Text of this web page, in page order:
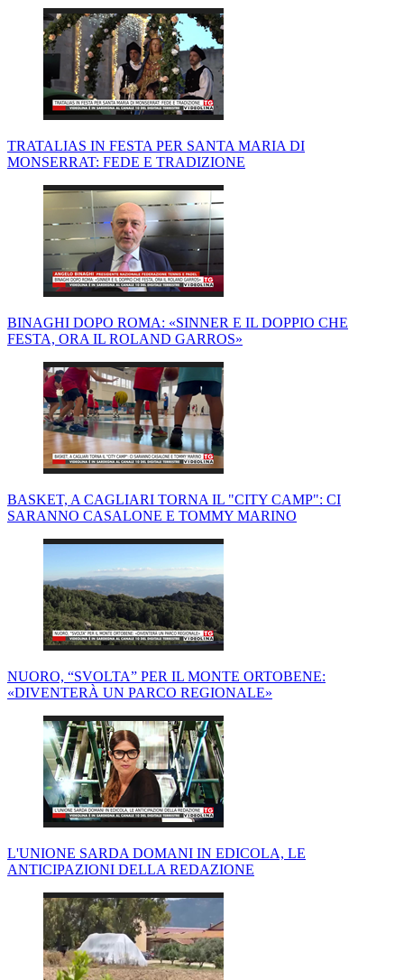
TRATALIAS IN FESTA PER SANTA MARIA DI
MONSERRAT: FEDE E TRADIZIONE
BINAGHI DOPO ROMA: «SINNER E IL DOPPIO CHE
FESTA, ORA IL ROLAND GARROS»
BASKET, A CAGLIARI TORNA IL "CITY CAMP": CI
SARANNO CASALONE E TOMMY MARINO
NUORO, “SVOLTA” PER IL MONTE ORTOBENE:
«DIVENTERÀ UN PARCO REGIONALE»
L'UNIONE SARDA DOMANI IN EDICOLA, LE
ANTICIPAZIONI DELLA REDAZIONE